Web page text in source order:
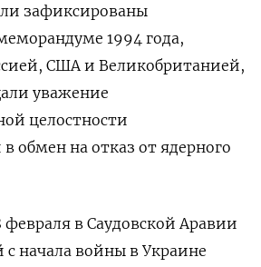
зафиксированы
1994 года,
США и Великобританией,
уважение
целостности
обмен на отказ от ядерного
в Саудовской Аравии
с начала войны в Украине